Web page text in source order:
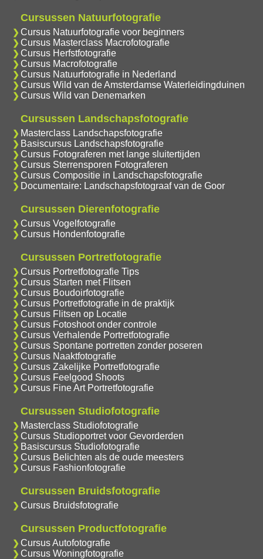
Cursussen Natuurfotografie
Cursus Natuurfotografie voor beginners
Cursus Masterclass Macrofotografie
Cursus Herfstfotografie
Cursus Macrofotografie
Cursus Natuurfotografie in Nederland
Cursus Wild van de Amsterdamse Waterleidingduinen
Cursus Wild van Denemarken
Cursussen Landschapsfotografie
Masterclass Landschapsfotografie
Basiscursus Landschapsfotografie
Cursus Fotograferen met lange sluitertijden
Cursus Sterrensporen Fotograferen
Cursus Compositie in Landschapsfotografie
Documentaire: Landschapsfotograaf van de Goor
Cursussen Dierenfotografie
Cursus Vogelfotografie
Cursus Hondenfotografie
Cursussen Portretfotografie
Cursus Portretfotografie Tips
Cursus Starten met Flitsen
Cursus Boudoirfotografie
Cursus Portretfotografie in de praktijk
Cursus Flitsen op Locatie
Cursus Fotoshoot onder controle
Cursus Verhalende Portretfotografie
Cursus Spontane portretten zonder poseren
Cursus Naaktfotografie
Cursus Zakelijke Portretfotografie
Cursus Feelgood Shoots
Cursus Fine Art Portretfotografie
Cursussen Studiofotografie
Masterclass Studiofotografie
Cursus Studioportret voor Gevorderden
Basiscursus Studiofotografie
Cursus Belichten als de oude meesters
Cursus Fashionfotografie
Cursussen Bruidsfotografie
Cursus Bruidsfotografie
Cursussen Productfotografie
Cursus Autofotografie
Cursus Woningfotografie